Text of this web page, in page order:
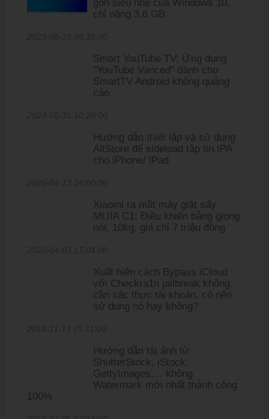
gọn siêu nhẹ của Windows 10,
chỉ nặng 3,6 GB
Smart YouTube TV: Ứng dụng
''YouTube Vanced'' dành cho
SmartTV Android không quảng
cáo
Hướng dẫn thiết lập và sử dụng
AltStore để sideload tập tin IPA
cho iPhone/ iPad
Xiaomi ra mắt máy giặt sấy
MIJIA C1: Điều khiển bằng giọng
nói, 10kg, giá chỉ 7 triệu đồng
Xuất hiện cách Bypass iCloud
với Checkra1n jailbreak không
cần xác thực tài khoản, có nên
sử dung nó hay không?
Hướng dẫn tải ảnh từ
ShutterStock, iStock,
GettyImages,... không
Watermark mới nhất thành công
100%